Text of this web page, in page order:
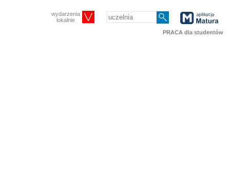
wydarzenia
lokalnie
PRACA dla studentów